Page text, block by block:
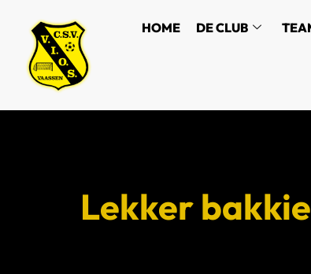
HOME DE CLUB
Lekker